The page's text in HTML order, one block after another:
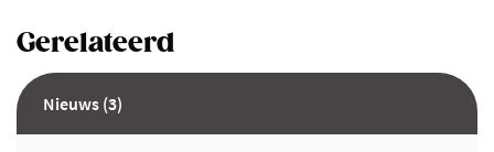
Gerelateerd
Nieuws (3)